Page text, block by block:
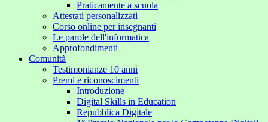
Praticamente a scuola
Attestati personalizzati
Corso online per insegnanti
Le parole dell'informatica
Approfondimenti
Comunità
Testimonianze 10 anni
Premi e riconoscimenti
Introduzione
Digital Skills in Education
Repubblica Digitale